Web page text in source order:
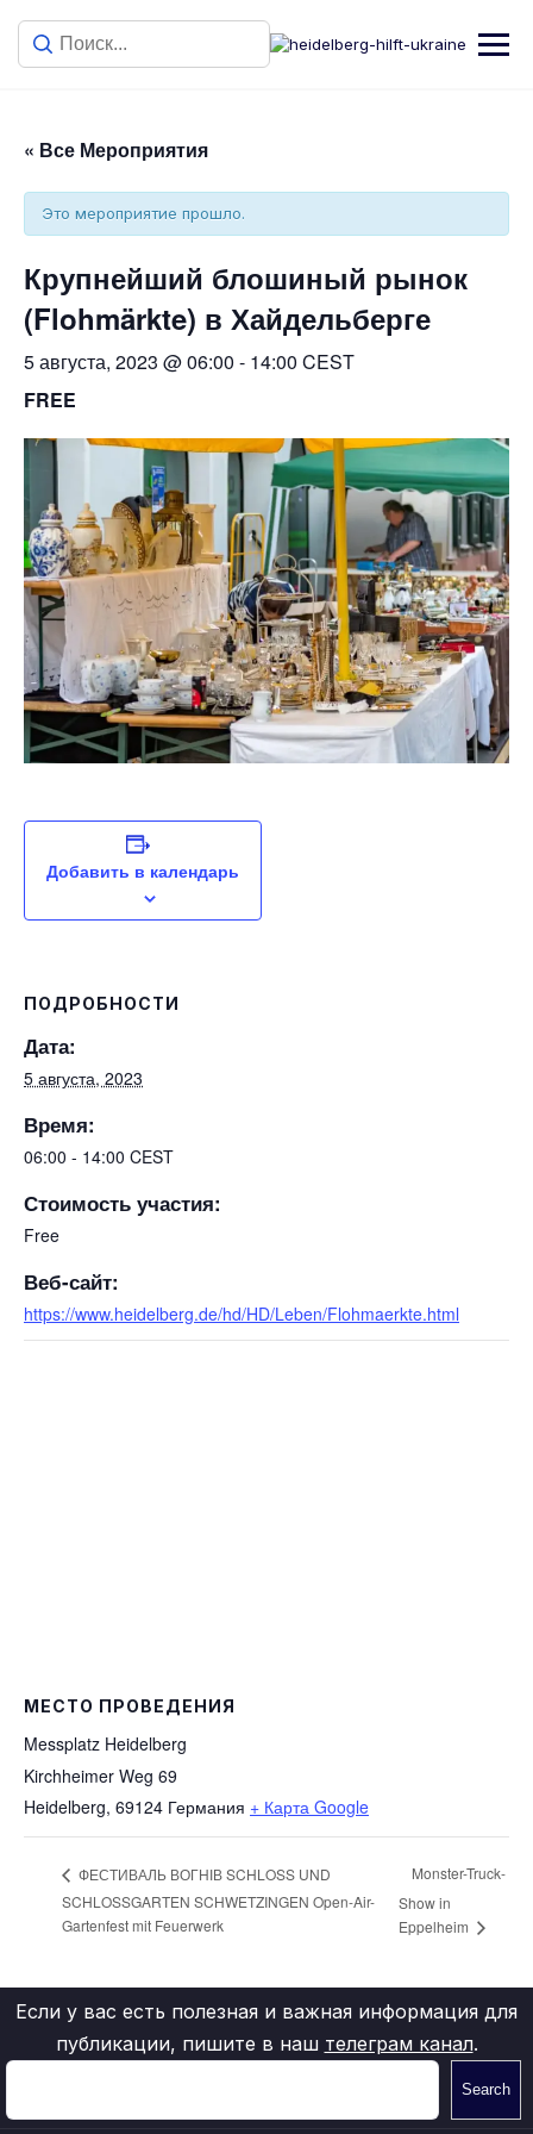
« Все Мероприятия
Это мероприятие прошло.
Крупнейший блошиный рынок
(Flohmärkte) в Хайдельберге
5 августа, 2023 @ 06:00 - 14:00 CEST
FREE
Добавить в календарь
ПОДРОБНОСТИ
Дата:
5 августа, 2023
Время:
06:00 - 14:00 CEST
Стоимость участия:
Free
Веб-сайт:
https://www.heidelberg.de/hd/HD/Leben/Flohmaerkte.html
МЕСТО ПРОВЕДЕНИЯ
Messplatz Heidelberg
Kirchheimer Weg 69
Heidelberg, 69124 Германия + Карта Google
ФЕСТИВАЛЬ ВОГНІВ SCHLOSS UND
SCHLOSSGARTEN SCHWETZINGEN Open-Air-
Gartenfest mit Feuerwerk
Monster-Truck-
Show in
Eppelheim
Если у вас есть полезная и важная информация для
публикации, пишите в наш телеграм канал.
Search